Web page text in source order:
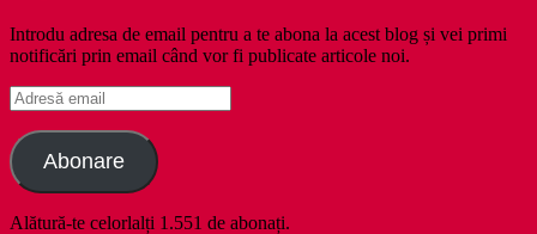
Introdu adresa de email pentru a te abona la acest blog și vei primi
notificări prin email când vor fi publicate articole noi.
Adresă
email
Abonare
Alătură-te celorlalți 1.551 de abonați.